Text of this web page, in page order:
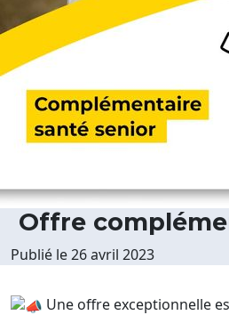
Offre
Publié le26 avril 2023
Une offre exceptionnelle